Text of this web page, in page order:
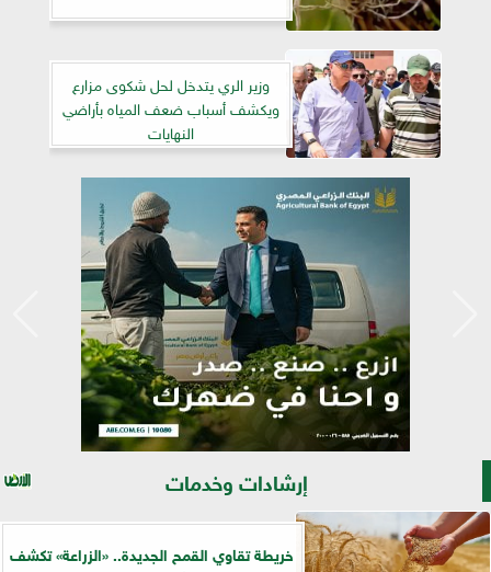
وزير الري يتدخل لحل شكوى مزارع
ويكشف أسباب ضعف المياه بأراضي
النهايات
إرشادات وخدمات
خريطة تقاوي القمح الجديدة.. «الزراعة» تكشف